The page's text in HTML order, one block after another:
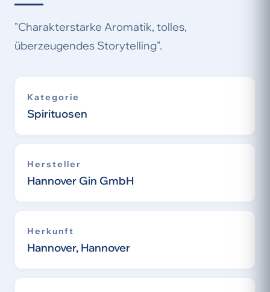
"Charakterstarke Aromatik, tolles,
überzeugendes Storytelling".
Kategorie
Spirituosen
Hersteller
Hannover Gin GmbH
Herkunft
Hannover, Hannover